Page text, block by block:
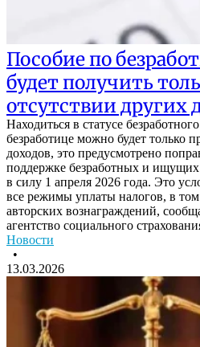
Пособие по
будет получить
отсутствии других
Находиться в статусе
безработице можно будет только
доходов, это предусмотрено
поддержке безработных и
в силу 1 апреля 2026 года. Это
все режимы уплаты налогов, в том
авторских вознаграждений,
агентство социального
Новости
•
13.03.2026